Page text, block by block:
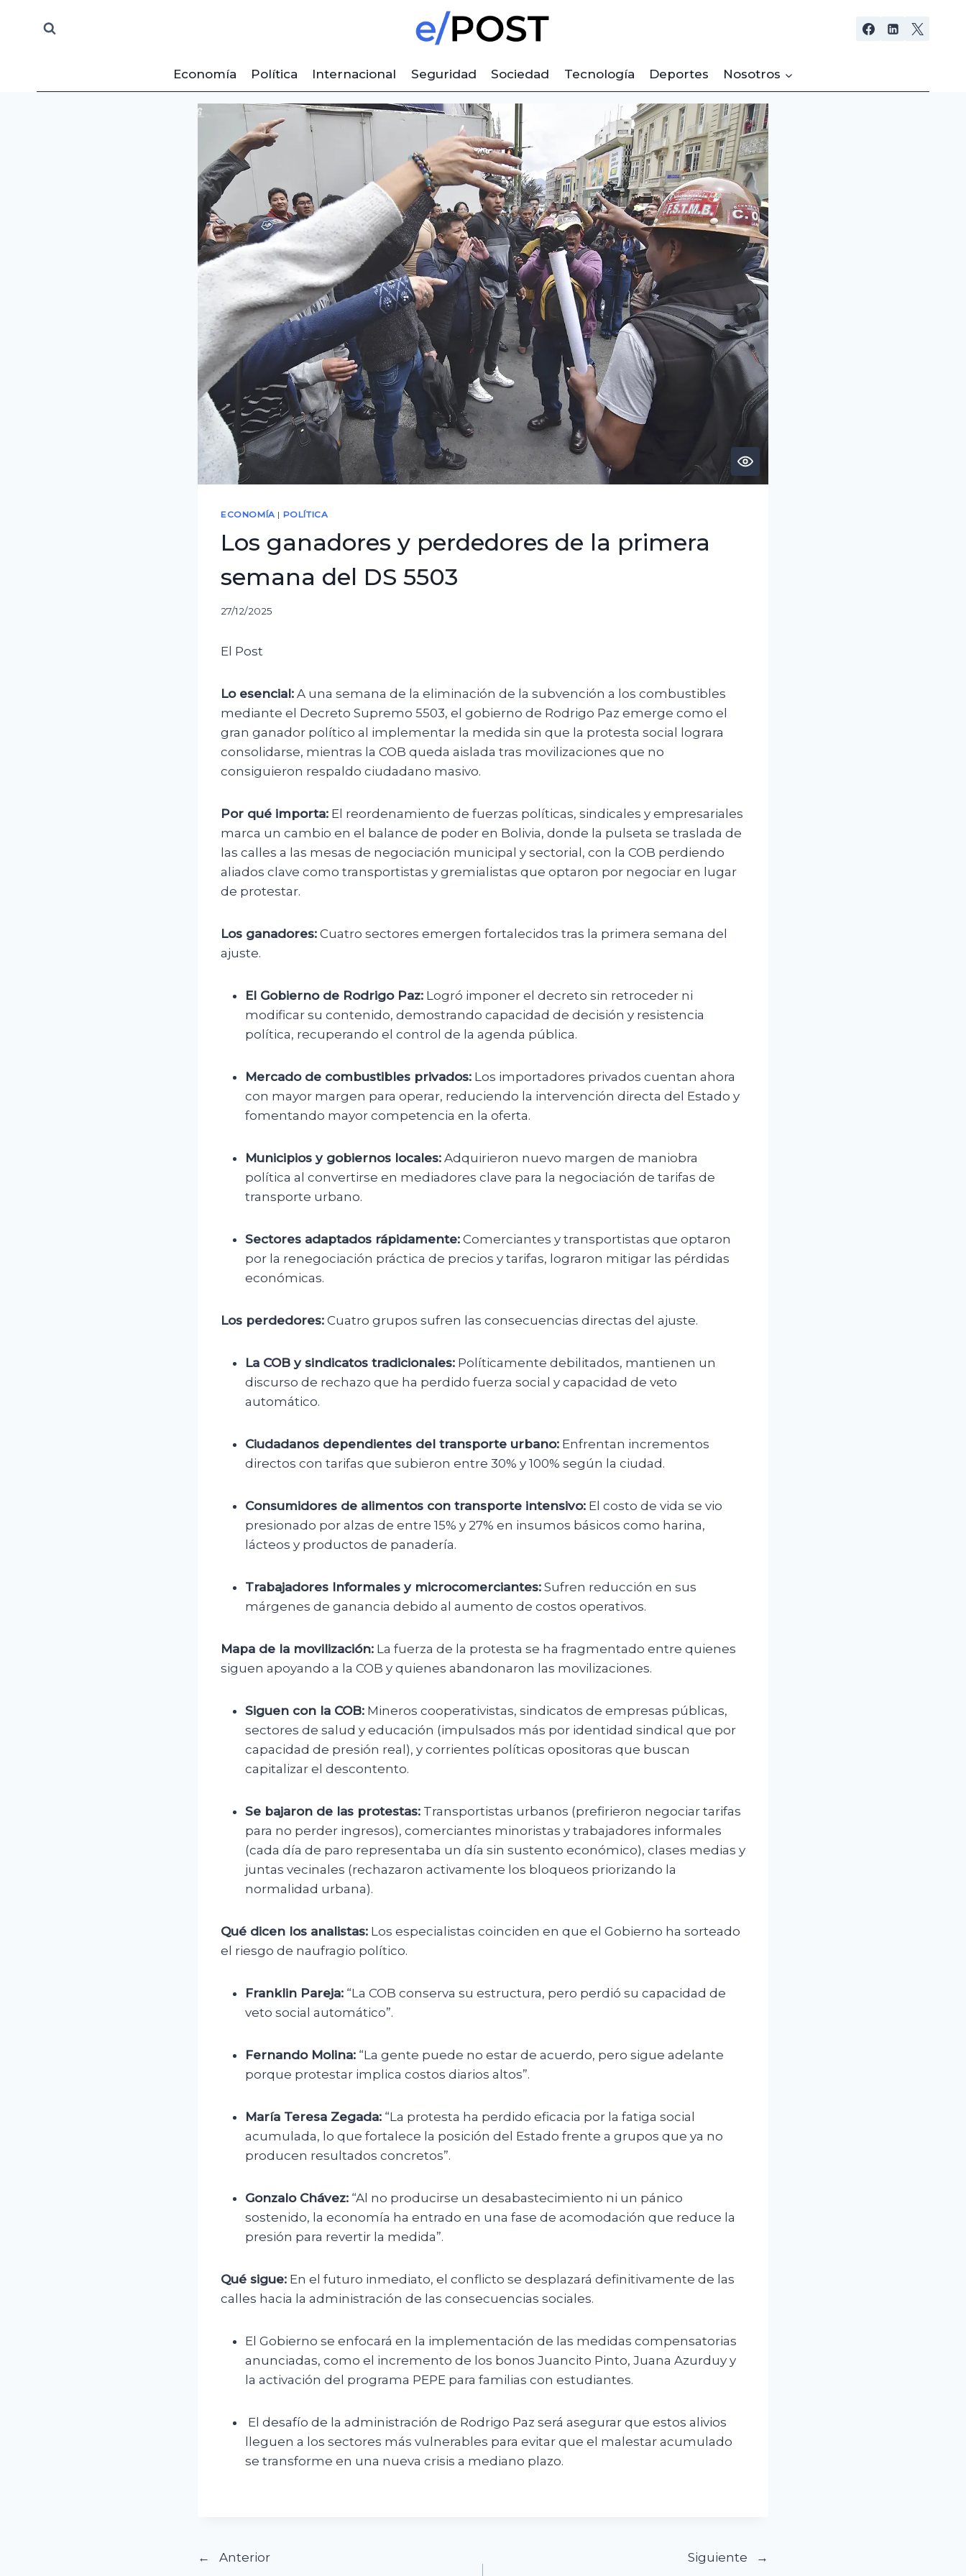
Economía
Política Internacional Seguridad Sociedad Tecnología Deportes Nosotros
ECONOMÍA | POLÍTICA
Los ganadores y perdedores de la primera
semana del DS 5503
27/12/2025
El Post
Lo esencial: A una semana de la eliminación de la subvención a los combustibles
mediante el Decreto Supremo 5503, el gobierno de Rodrigo Paz emerge como el
gran ganador político al implementar la medida sin que la protesta social lograra
consolidarse, mientras la COB queda aislada tras movilizaciones que no
consiguieron respaldo ciudadano masivo.
Por qué importa: El reordenamiento de fuerzas políticas, sindicales y empresariales
marca un cambio en el balance de poder en Bolivia, donde la pulseta se traslada de
las calles a las mesas de negociación municipal y sectorial, con la COB perdiendo
aliados clave como transportistas y gremialistas que optaron por negociar en lugar
de protestar.
Los ganadores: Cuatro sectores emergen fortalecidos tras la primera semana del
ajuste.
El Gobierno de Rodrigo Paz: Logró imponer el decreto sin retroceder ni
modificar su contenido, demostrando capacidad de decisión y resistencia
política, recuperando el control de la agenda pública.
Mercado de combustibles privados: Los importadores privados cuentan ahora
con mayor margen para operar, reduciendo la intervención directa del Estado y
fomentando mayor competencia en la oferta.
Municipios y gobiernos locales: Adquirieron nuevo margen de maniobra
política al convertirse en mediadores clave para la negociación de tarifas de
transporte urbano.
Sectores adaptados rápidamente: Comerciantes y transportistas que optaron
por la renegociación práctica de precios y tarifas, lograron mitigar las pérdidas
económicas.
Los perdedores: Cuatro grupos sufren las consecuencias directas del ajuste.
La COB y sindicatos tradicionales: Políticamente debilitados, mantienen un
discurso de rechazo que ha perdido fuerza social y capacidad de veto
automático.
Ciudadanos dependientes del transporte urbano: Enfrentan incrementos
directos con tarifas que subieron entre 30% y 100% según la ciudad.
Consumidores de alimentos con transporte intensivo: El costo de vida se vio
presionado por alzas de entre 15% y 27% en insumos básicos como harina,
lácteos y productos de panadería.
Trabajadores Informales y microcomerciantes: Sufren reducción en sus
márgenes de ganancia debido al aumento de costos operativos.
Mapa de la movilización: La fuerza de la protesta se ha fragmentado entre quienes
siguen apoyando a la COB y quienes abandonaron las movilizaciones.
Siguen con la COB: Mineros cooperativistas, sindicatos de empresas públicas,
sectores de salud y educación (impulsados más por identidad sindical que por
capacidad de presión real), y corrientes políticas opositoras que buscan
capitalizar el descontento.
Se bajaron de las protestas: Transportistas urbanos (prefirieron negociar tarifas
para no perder ingresos), comerciantes minoristas y trabajadores informales
(cada día de paro representaba un día sin sustento económico), clases medias y
juntas vecinales (rechazaron activamente los bloqueos priorizando la
normalidad urbana).
Qué dicen los analistas: Los especialistas coinciden en que el Gobierno ha sorteado
el riesgo de naufragio político.
Franklin Pareja: “La COB conserva su estructura, pero perdió su capacidad de
veto social automático”.
Fernando Molina: “La gente puede no estar de acuerdo, pero sigue adelante
porque protestar implica costos diarios altos”.
María Teresa Zegada: “La protesta ha perdido eficacia por la fatiga social
acumulada, lo que fortalece la posición del Estado frente a grupos que ya no
producen resultados concretos”.
Gonzalo Chávez: “Al no producirse un desabastecimiento ni un pánico
sostenido, la economía ha entrado en una fase de acomodación que reduce la
presión para revertir la medida”.
Qué sigue: En el futuro inmediato, el conflicto se desplazará definitivamente de las
calles hacia la administración de las consecuencias sociales.
El Gobierno se enfocará en la implementación de las medidas compensatorias
anunciadas, como el incremento de los bonos Juancito Pinto, Juana Azurduy y
la activación del programa PEPE para familias con estudiantes.
El desafío de la administración de Rodrigo Paz será asegurar que estos alivios
lleguen a los sectores más vulnerables para evitar que el malestar acumulado
se transforme en una nueva crisis a mediano plazo.
Navegación
Anterior
Siguiente